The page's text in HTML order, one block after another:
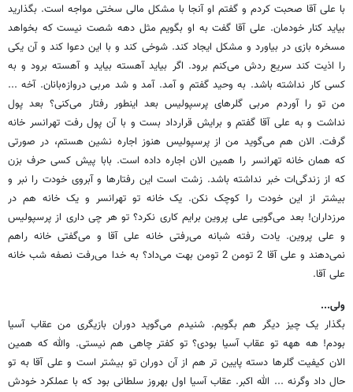
با علی آقا صحبت کردم و گفتم او آنجا با مشکل مالی سختی مواجه است. بگذارید
بیاید کنار خودمان. علی آقا گفت به او بگویم مثل دهه شصت نیست که بخواهد
مسخره بازی در بیاورد و مشکل ایجاد کند. شوخی کند و با این دعوا کند و آن یکی
را اذیت کند سریع ردش می‌کنم برود. اگر بیاید آهسته بیاید و آهسته برود و به
کسی کار نداشته باشد. به وحید گفتم و آمد. آمد و شد مربی دروازه‌بانان. آخه ...
من تو را آوردم مربی گلرهای پرسپولیس بعد اینطور رفتار می‌کنی؟ بعد پول
نداشت و به علی آقا گفتم و برایش قرارداد بست و با آن پول رفت تهرانسر خانه
گرفت. الان هم می‌گوید من از پرسپولیس هنوز اجاره نشین هستم، در صورتی
که همان خانه تهرانسر را همین الان اجاره داده است. بابا پیش کسی حرف بزن
که از زندگی‌ات خبر نداشته باشد. زشت است این رفتارها و آبروی خودت را نبر و
بیشتر از این خودت را کوچک نکن. یک خانه تو تهرانسر و یک خانه هم در
مرزداران! بعد می‌گویی علی پروین برایم کاری نکرد؟ تو هر چی داری از پرسپولیس
و علی پروین. یادت رفته شبانه می‌رفتی خانه علی آقا و می‌گفتی خانه راهم
نمی‌دهند و علی آقا 2 تومن 2 تومن بهت می‌داد؟ به خدا می‌رفت نصفه شب خانه
علی آقا.
ولی...
بگذار یک چیز دیگر هم بگویم. شنیدم می‌گوید دوران بازیگری من عقاب آسیا
بودم! هه ههه تو عقاب آسیا بودی؟ تو کفتر چاهی هم نیستی. والله که همین
الان کیفیت گلرها دسته پایین تر هم از آن دوران تو بیشتر است و علی آقا به تو
حال داد وگرنه ... الله اکبر. عقاب آسیا اول بهروز سلطانی بود که با عملکرد خودش